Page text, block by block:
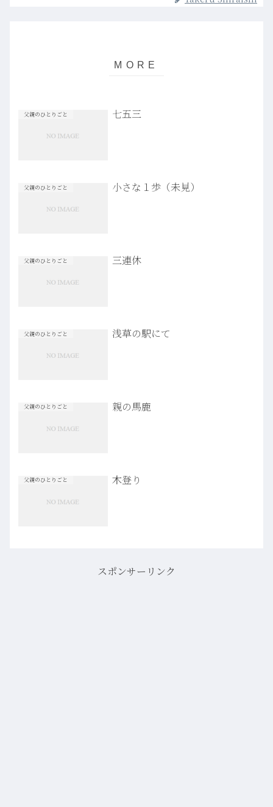
父親のひとりごと 七五三
父親のひとりごと 小さな１歩（未見）
父親のひとりごと 三連休
父親のひとりごと 浅草の駅にて
父親のひとりごと 親の馬鹿
父親のひとりごと 木登り
スポンサーリンク